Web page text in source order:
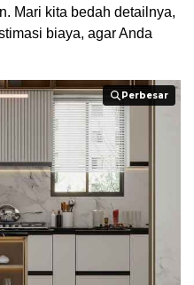
Mari kita bedah detailnya,
biaya, agar Anda
Perbesar
Perbesar